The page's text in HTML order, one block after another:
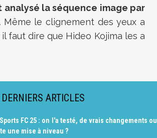
la séquence image par
Même le clignement des yeux a
faut dire que Hideo Kojima les a
ARTICLES
Sports FC 25 : on l'a testé, de vrais changements ou
une mise à niveau ?